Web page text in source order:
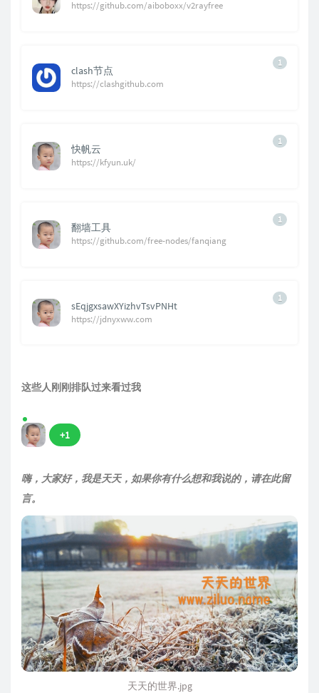
https://github.com/aiboboxx/v2rayfree
1
clash节点
https://clashgithub.com
1
快帆云
https://kfyun.uk/
1
翻墙工具
https://github.com/free-nodes/fanqiang
1
sEqjgxsawXYizhvTsvPNHt
https://jdnyxww.com
这些人刚刚排队过来看过我
+1
嗨，大家好，我是天天，如果你有什么想和我说的，请在此留
言。
天天的世界.jpg